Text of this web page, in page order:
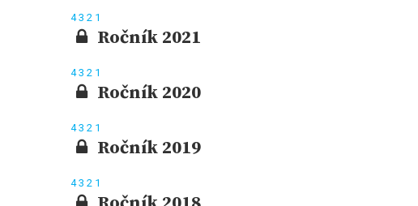
43 2 1
Ročník 2021
43 2 1
Ročník 2020
43 2 1
Ročník 2019
43 2 1